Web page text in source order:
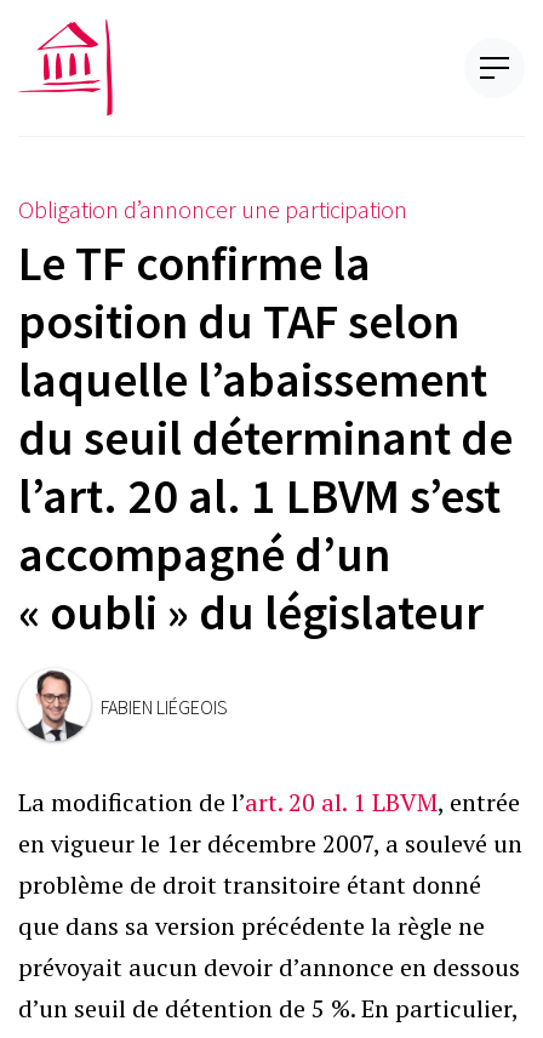
Obligation d’annoncer une participation
Le TF confirme la
position du TAF selon
laquelle l’abaissement
du seuil déterminant de
l’art. 20 al. 1 LBVM s’est
accompagné d’un
« oubli » du législateur
FABIEN LIÉGEOIS
La modification de l’art. 20 al. 1 LBVM, entrée
en vigueur le 1er décembre 2007, a soulevé un
problème de droit transitoire étant donné
que dans sa version précédente la règle ne
prévoyait aucun devoir d’annonce en dessous
d’un seuil de détention de 5 %. En particulier,